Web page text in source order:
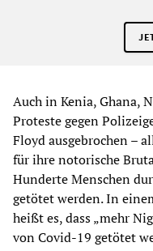
Auch in Kenia, Ghana,
Proteste gegen
Floyd ausgebrochen –
für ihre notorische
Hunderte Menschen
getötet werden. In
heißt es, dass „mehr
von Covid-19 getötet